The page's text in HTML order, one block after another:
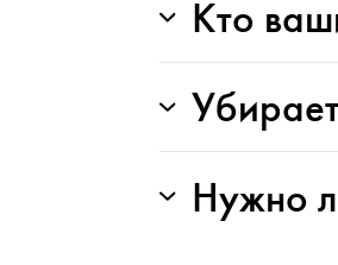
Кто
Нужно